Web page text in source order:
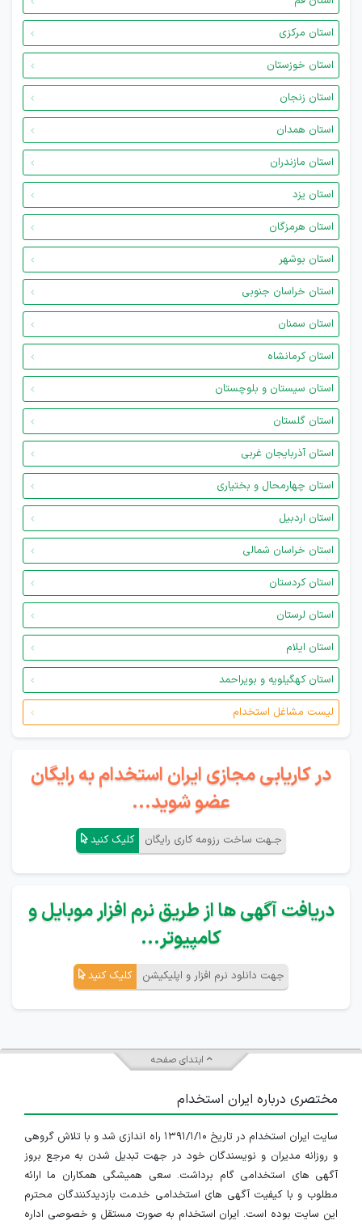
استان مرکزی
استان خوزستان
استان زنجان
استان همدان
استان مازندران
استان یزد
استان هرمزگان
استان بوشهر
استان خراسان جنوبی
استان سمنان
استان کرمانشاه
استان سیستان و بلوچستان
استان گلستان
استان آذربایجان غربی
استان چهارمحال و بختیاری
استان اردبیل
استان خراسان شمالی
استان کردستان
استان لرستان
استان ایلام
استان کهگیلویه و بویراحمد
لیست مشاغل استخدام
در کاریابی مجازی ایران استخدام به رایگان
عضو شوید...
جـهت ساخت رزومه کاری رایگان کلیک کنید
دریافت آگهی ها از طریق نرم افزار موبایل و
کامپیوتر...
جهت دانلود نرم افزار و اپلیکیشن کلیک کنید
ابتدای صفحه
مختصری درباره ایران استخدام
سایت ایران استخدام در تاریخ ۱۳۹۱/۱/۱۰ راه اندازی شد و با تلاش گروهی
و روزانه مدیران و نویسندگان خود در جهت تبدیل شدن به مرجع بروز
آگهی های استخدامی گام برداشت. سعی همیشگی همکاران ما ارائه
مطلوب و با کیفیت آگهی های استخدامی خدمت بازدیدکنندگان محترم
این سایت بوده است. ایران استخدام به صورت مستقل و خصوصی اداره